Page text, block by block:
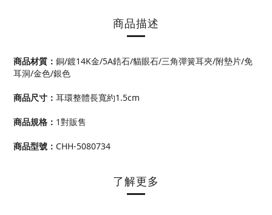
商品描述
商品材質 ： 銅/鍍14K金/5A鋯石/貓眼石/三角彈簧耳夾/附墊片/免
耳洞/金色/銀色
商品尺寸 ： 耳環整體長寬約1.5cm
商品規格： 1對販售
商品型號 ： CHH-5080734
了解更多